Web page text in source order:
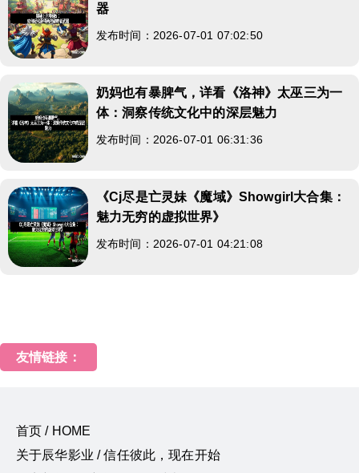
器
发布时间：2026-07-01 07:02:50
奶妈也有暴脾气，详看《洛神》太巫三为一
体：洞察传统文化中的深层魅力
发布时间：2026-07-01 06:31:36
《Cj尽是亡灵妹《魔域》Showgirl大合集：
魅力无穷的虚拟世界》
发布时间：2026-07-01 04:21:08
友情链接：
首页 / HOME
关于辰华影业 / 信任彼此，现在开始